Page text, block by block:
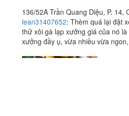
136/52A Trần Quang Diệu, P. 14,
lean31407652: Thèm quá lại đặt
thử xôi gà lạp xưởng giá của nó
xưởng đầy ụ, vừa nhiều vừa